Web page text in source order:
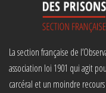
La section française de
association loi 1901 qui agit
carcéral et un moindre